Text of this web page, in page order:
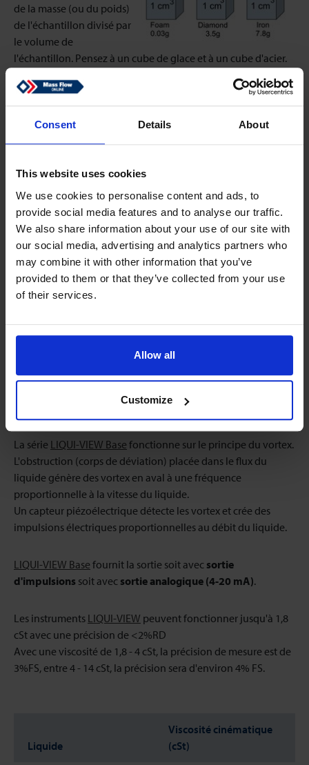
Consent Details About
This website uses cookies
We use cookies to personalise content and ads, to
provide social media features and to analyse our traffic.
We also share information about your use of our site with
our social media, advertising and analytics partners who
may combine it with other information that you’ve
provided to them or that they’ve collected from your use
of their services.
Allow all
Customize
de la masse (ou du poids)
de l'échantillon divisé par
le volume de
l'échantillon. Pensez à un cube de glace et à un cube d'acier.
Ils peuvent être de la même taille, mais le cube d'acier pèse
plus que le cube de glace. Par conséquent, nous disons que
l'acier a une densité plus grande que le cube de glace.
La masse (ou le poids) d'un fluide est déterminée par la
est la seule force qui agit sur l'échantillon.
DIFFÉRENTES VISCOSITÉS POUR LES
DÉBITMÈTRES À VORTEX
La série LIQUI-VIEW Base fonctionne sur le principe du vortex.
L'obstruction (corps de déviation) placée dans le flux du
liquide génère des vortex en aval à une fréquence
proportionnelle à la vitesse du liquide.
Un capteur piézoélectrique détecte les vortex et crée des
impulsions électriques proportionnelles au débit du liquide.
LIQUI-VIEW Base fournit la sortie soit avec sortie
d'impulsions soit avec sortie analogique (4-20 mA).
Les instruments LIQUI-VIEW peuvent fonctionner jusqu'à 1,8
cSt avec une précision de <2%RD
Avec une viscosité de 1,8 - 4 cSt, la précision de mesure est de
3%FS, entre 4 - 14 cSt, la précision sera d'environ 4% FS.
Liquide
Viscosité cinématique
(cSt)